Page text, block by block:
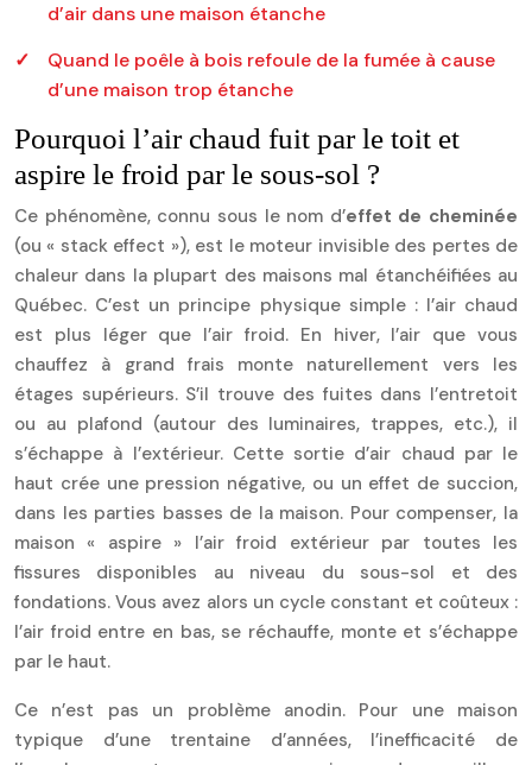
d’air dans une maison étanche
Quand le poêle à bois refoule de la fumée à cause
d’une maison trop étanche
Pourquoi l’air chaud fuit par le toit et
aspire le froid par le sous-sol ?
Ce phénomène, connu sous le nom d’effet de cheminée
(ou « stack effect »), est le moteur invisible des pertes de
chaleur dans la plupart des maisons mal étanchéifiées au
Québec. C’est un principe physique simple : l’air chaud
est plus léger que l’air froid. En hiver, l’air que vous
chauffez à grand frais monte naturellement vers les
étages supérieurs. S’il trouve des fuites dans l’entretoit
ou au plafond (autour des luminaires, trappes, etc.), il
s’échappe à l’extérieur. Cette sortie d’air chaud par le
haut crée une pression négative, ou un effet de succion,
dans les parties basses de la maison. Pour compenser, la
maison « aspire » l’air froid extérieur par toutes les
fissures disponibles au niveau du sous-sol et des
fondations. Vous avez alors un cycle constant et coûteux :
l’air froid entre en bas, se réchauffe, monte et s’échappe
par le haut.
Ce n’est pas un problème anodin. Pour une maison
typique d’une trentaine d’années, l’inefficacité de